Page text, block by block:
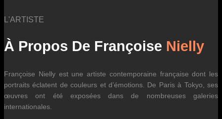
L'ARTISTE
À Propos De Françoise Nielly
Françoise Nielly est une artiste contemporaine française dont les
portraits éclatent de couleurs et d’émotions. De Paris à Tokyo, ses
œuvres ont été exposées dans de nombreuses galeries
internationales.